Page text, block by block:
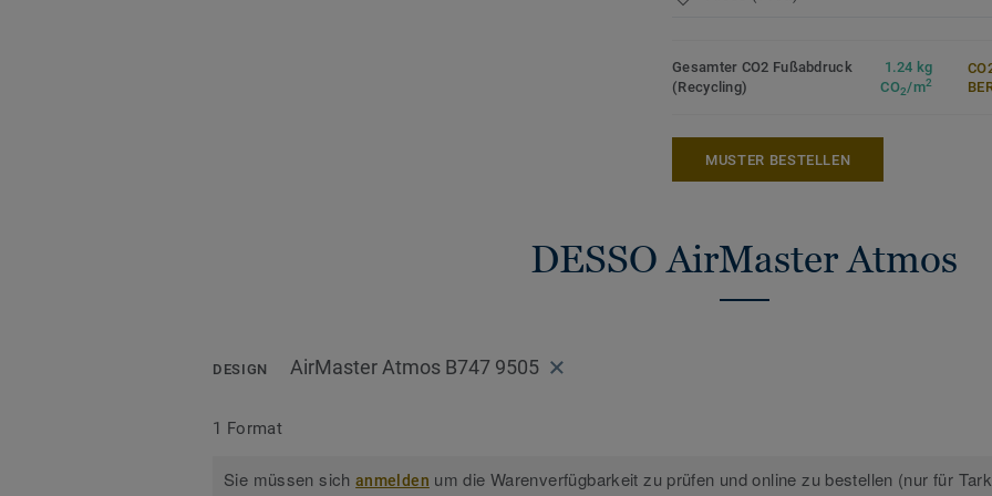
Teppichfliesen
mit DESSO AirMaster® im Vergleich zu
Gesamter CO2 Fußabdruck
(Recycling)
1.24 kg
CO2/m2
MUSTER BESTELLEN
DESSO AirMaster Atmos
DESIGN AirMaster Atmos B747 9505
1 Format
Sie müssen sichanmelden um die Warenverfügbarkeit zu prüfen und online zu bestellen (nur für